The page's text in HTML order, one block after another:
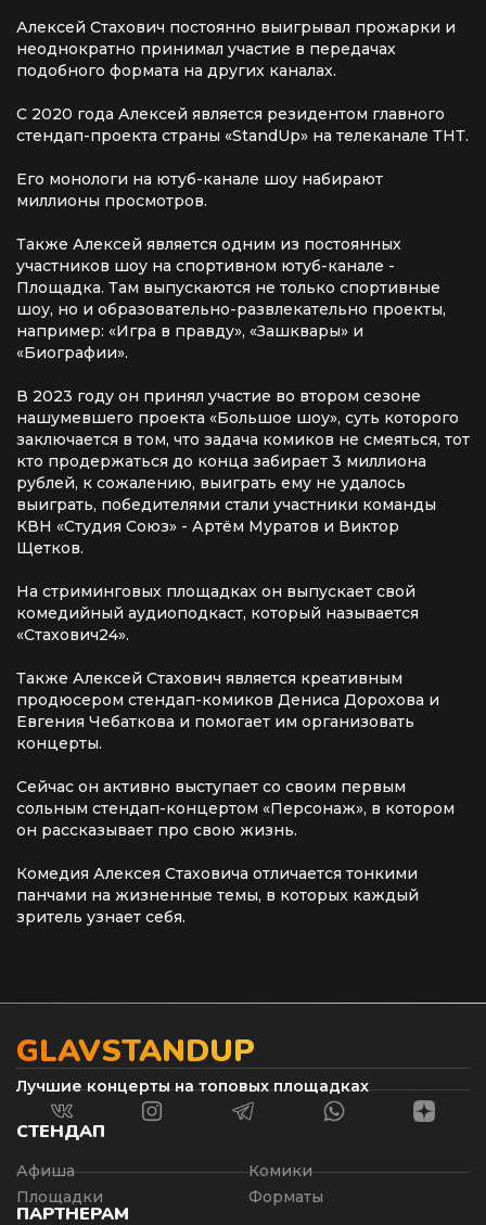
Алексей Стахович постоянно выигрывал прожарки и
неоднократно принимал участие в передачах
подобного формата на других каналах.
С 2020 года Алексей является резидентом главного
стендап-проекта страны «StandUp» на телеканале ТНТ.
Его монологи на ютуб-канале шоу набирают
миллионы просмотров.
Также Алексей является одним из постоянных
участников шоу на спортивном ютуб-канале -
Площадка. Там выпускаются не только спортивные
шоу, но и образовательно-развлекательно проекты,
например: «Игра в правду», «Зашквары» и
«Биографии».
В 2023 году он принял участие во втором сезоне
нашумевшего проекта «Большое шоу», суть которого
заключается в том, что задача комиков не смеяться, тот
кто продержаться до конца забирает 3 миллиона
рублей, к сожалению, выиграть ему не удалось
выиграть, победителями стали участники команды
КВН «Студия Союз» - Артём Муратов и Виктор
Щетков.
На стриминговых площадках он выпускает свой
комедийный аудиоподкаст, который называется
«Стахович24».
Также Алексей Стахович является креативным
продюсером стендап-комиков Дениса Дорохова и
Евгения Чебаткова и помогает им организовать
концерты.
Сейчас он активно выступает со своим первым
сольным стендап-концертом «Персонаж», в котором
он рассказывает про свою жизнь.
Комедия Алексея Стаховича отличается тонкими
панчами на жизненные темы, в которых каждый
зритель узнает себя.
GLAVSTANDUP
Лучшие концерты на топовых площадках
СТЕНДАП
Афиша
Площадки
Комики
Форматы
ПАРТНЕРАМ